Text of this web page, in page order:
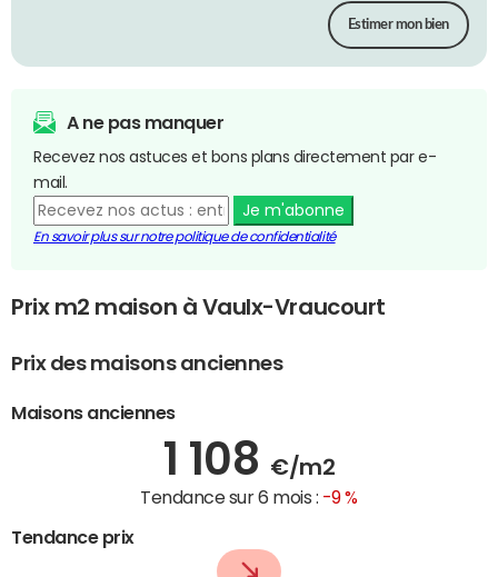
Estimer mon bien
A ne pas manquer
Recevez nos astuces et bons plans directement par e-
mail.
Je m'abonne
En savoir plus sur notre politique de confidentialité
Prix m2 maison à Vaulx-Vraucourt
Prix des maisons anciennes
Maisons anciennes
1 108 €/m2
Tendance sur 6 mois : -9 %
Tendance prix